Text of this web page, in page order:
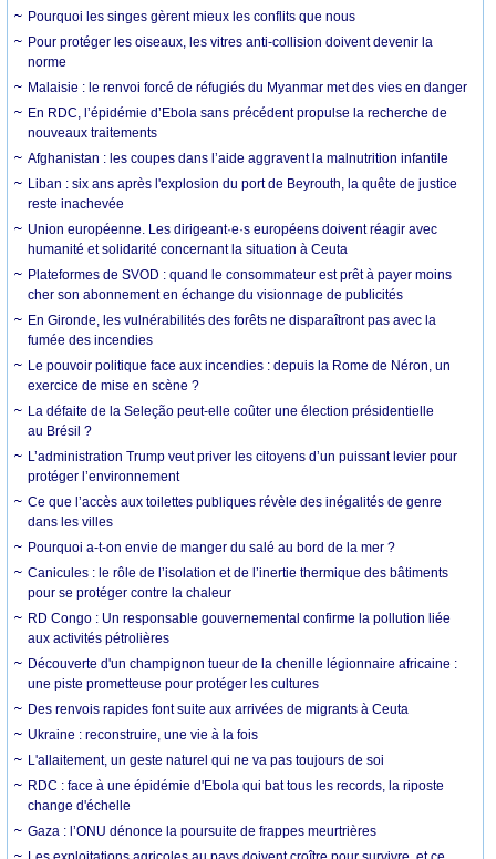
Pourquoi les singes gèrent mieux les conflits que nous
Pour protéger les oiseaux, les vitres anti-collision doivent devenir la
norme
Malaisie : le renvoi forcé de réfugiés du Myanmar met des vies en danger
En RDC, l’épidémie d’Ebola sans précédent propulse la recherche de
nouveaux traitements
Afghanistan : les coupes dans l’aide aggravent la malnutrition infantile
Liban : six ans après l'explosion du port de Beyrouth, la quête de justice
reste inachevée
Union européenne. Les dirigeant·e·s européens doivent réagir avec
humanité et solidarité concernant la situation à Ceuta
Plateformes de SVOD : quand le consommateur est prêt à payer moins
cher son abonnement en échange du visionnage de publicités
En Gironde, les vulnérabilités des forêts ne disparaîtront pas avec la
fumée des incendies
Le pouvoir politique face aux incendies : depuis la Rome de Néron, un
exercice de mise en scène ?
La défaite de la Seleção peut-elle coûter une élection présidentielle
au Brésil ?
L’administration Trump veut priver les citoyens d’un puissant levier pour
protéger l’environnement
Ce que l’accès aux toilettes publiques révèle des inégalités de genre
dans les villes
Pourquoi a-t-on envie de manger du salé au bord de la mer ?
Canicules : le rôle de l’isolation et de l’inertie thermique des bâtiments
pour se protéger contre la chaleur
RD Congo : Un responsable gouvernemental confirme la pollution liée
aux activités pétrolières
Découverte d'un champignon tueur de la chenille légionnaire africaine :
une piste prometteuse pour protéger les cultures
Des renvois rapides font suite aux arrivées de migrants à Ceuta
Ukraine : reconstruire, une vie à la fois
L'allaitement, un geste naturel qui ne va pas toujours de soi
RDC : face à une épidémie d'Ebola qui bat tous les records, la riposte
change d'échelle
Gaza : l’ONU dénonce la poursuite de frappes meurtrières